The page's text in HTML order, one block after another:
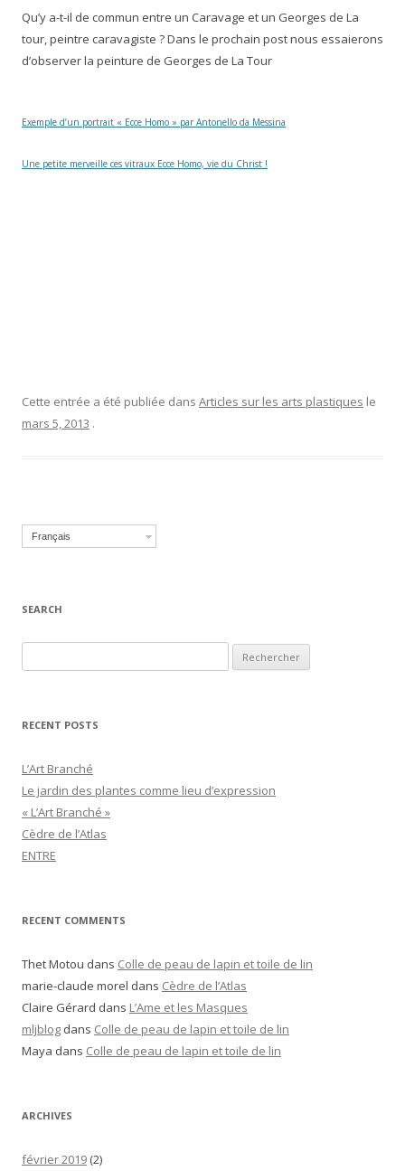
Qu’y a-t-il de commun entre un Caravage et un Georges de La
tour, peintre caravagiste ? Dans le prochain post nous essaierons
d’observer la peinture de Georges de La Tour
Exemple d’un portrait « Ecce Homo » par Antonello da Messina
Une petite merveille ces vitraux Ecce Homo, vie du Christ !
Cette entrée a été publiée dans Articles sur les arts plastiques le
mars 5, 2013 .
Français
SEARCH
RECENT POSTS
L’Art Branché
Le jardin des plantes comme lieu d’expression
« L’Art Branché »
Cèdre de l’Atlas
ENTRE
RECENT COMMENTS
Thet Motou dans Colle de peau de lapin et toile de lin
marie-claude morel dans Cèdre de l’Atlas
Claire Gérard dans L’Ame et les Masques
mljblog dans Colle de peau de lapin et toile de lin
Maya dans Colle de peau de lapin et toile de lin
ARCHIVES
février 2019 (2)